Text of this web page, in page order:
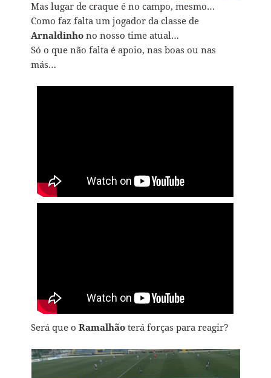
Mas lugar de craque é no campo, mesmo…
Como faz falta um jogador da classe de
Arnaldinho no nosso time atual…
Só o que não falta é apoio, nas boas ou nas
más…
Será que oRamalhão terá forças para reagir?